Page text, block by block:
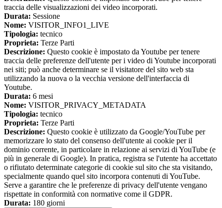
traccia delle visualizzazioni dei video incorporati.
Durata: Sessione
Nome: VISITOR_INFO1_LIVE
Tipologia: tecnico
Proprieta: Terze Parti
Descrizione: Questo cookie è impostato da Youtube per tenere
traccia delle preferenze dell'utente per i video di Youtube incorporati
nei siti; può anche determinare se il visitatore del sito web sta
utilizzando la nuova o la vecchia versione dell'interfaccia di
Youtube.
Durata: 6 mesi
Nome: VISITOR_PRIVACY_METADATA
Tipologia: tecnico
Proprieta: Terze Parti
Descrizione: Questo cookie è utilizzato da Google/YouTube per
memorizzare lo stato del consenso dell'utente ai cookie per il
dominio corrente, in particolare in relazione ai servizi di YouTube (e
più in generale di Google). In pratica, registra se l'utente ha accettato
o rifiutato determinate categorie di cookie sul sito che sta visitando,
specialmente quando quel sito incorpora contenuti di YouTube.
Serve a garantire che le preferenze di privacy dell'utente vengano
rispettate in conformità con normative come il GDPR.
Durata: 180 giorni